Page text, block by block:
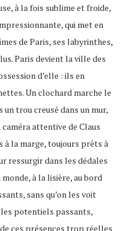
à la fois sublime et froide,
qui met en
de Paris, ses labyrinthes,
Paris devient la ville des
d’elle : ils en
Un clochard marche le
trou creusé dans un mur,
caméra attentive de Claus
à la marge, toujours prêts à
ressurgir dans les dédales
à la lisière, au bord
sans qu’on les voit
potentiels passants,
ces présences trop réelles